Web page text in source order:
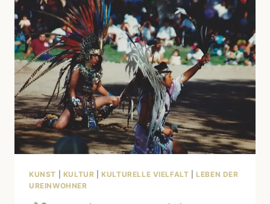
ALLTAG
STRUKTURIEREN
KUNST KULTUR |KULTURELLE VIELFALT |LEBEN DER
UREINWOHNER